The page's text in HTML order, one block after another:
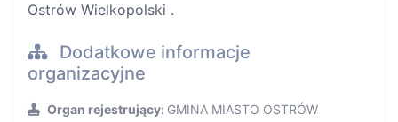
Ostrów Wielkopolski .
Dodatkowe informacje
organizacyjne
Organ rejestrujący: GMINA MIASTO OSTRÓW